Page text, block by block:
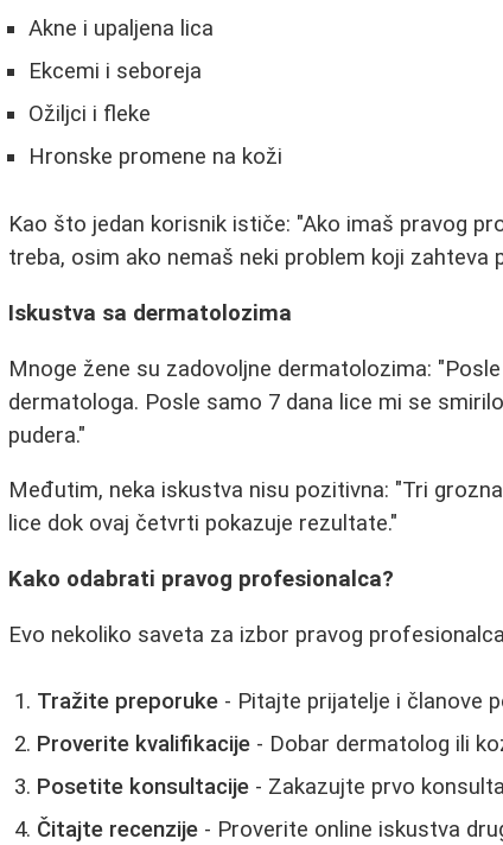
Akne i upaljena lica
Ekcemi i seboreja
Ožiljci i fleke
Hronske promene na koži
Kao što jedan korisnik ističe: "Ako imaš pravog
treba, osim ako nemaš neki problem koji zahteva
Iskustva sa dermatolozima
Mnoge žene su zadovoljne dermatolozima:
dermatologa. Posle samo 7 dana lice mi se
pudera."
Međutim, neka iskustva nisu pozitivna: "Tri
lice dok ovaj četvrti pokazuje rezultate."
Kako odabrati pravog profesionalca?
Evo nekoliko saveta za izbor pravog
Tražite preporuke - Pitajte prijatelje i članove
Proverite kvalifikacije - Dobar dermatolog ili
Posetite konsultacije - Zakazujte prvo
Čitajte recenzije - Proverite online iskustva